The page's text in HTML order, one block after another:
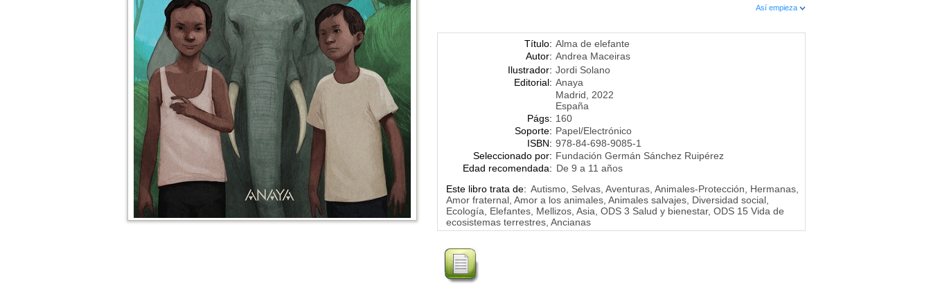
Así empieza
Título: Alma de elefante
Autor: Andrea Maceiras
Ilustrador: Jordi Solano
Editorial: Anaya
Madrid, 2022
España
Págs: 160
Soporte: Papel/Electrónico
ISBN: 978-84-698-9085-1
Seleccionado por: Fundación Germán Sánchez Ruipérez
Edad recomendada: De 9 a 11 años
Este libro trata de: Autismo, Selvas, Aventuras, Animales-Protección, Hermanas,
Amor fraternal, Amor a los animales, Animales salvajes, Diversidad social,
Ecología, Elefantes, Mellizos, Asia, ODS 3 Salud y bienestar, ODS 15 Vida de
ecosistemas terrestres, Ancianas